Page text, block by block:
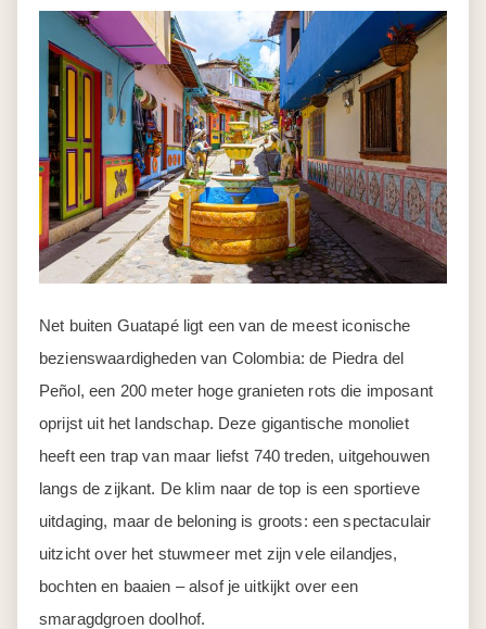
Net buiten Guatapé ligt een van de meest iconische
bezienswaardigheden van Colombia: de Piedra del
Peñol, een 200 meter hoge granieten rots die imposant
oprijst uit het landschap. Deze gigantische monoliet
heeft een trap van maar liefst 740 treden, uitgehouwen
langs de zijkant. De klim naar de top is een sportieve
uitdaging, maar de beloning is groots: een spectaculair
uitzicht over het stuwmeer met zijn vele eilandjes,
bochten en baaien – alsof je uitkijkt over een
smaragdgroen doolhof.